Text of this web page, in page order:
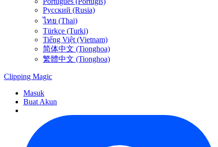
Русский (Rusia)
ไทย (Thai)
Türkçe (Turki)
Tiếng Việt (Vietnam)
简体中文 (Tionghoa)
繁體中文 (Tionghoa)
Clipping Magic
Masuk
Buat Akun